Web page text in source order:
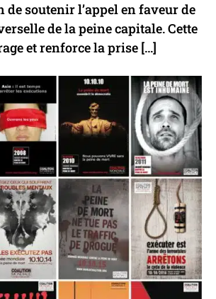
de soutenir l’appel en faveur de
de la peine capitale. Cette
et renforce la prise […]